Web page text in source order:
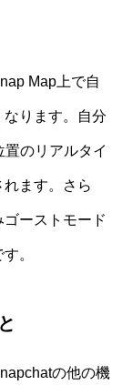
Map上で自
ります。自分
のリアルタイ
ます。さら
ーストモード
。
の他の機